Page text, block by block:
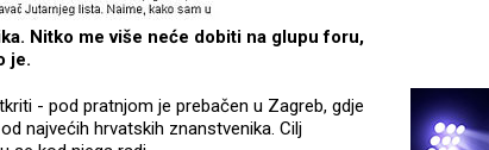
Nitko me više neće dobiti na glupu foru,
je.
- pod pratnjom je prebačen u Zagreb, gdje
najvećih hrvatskih znanstvenika. Cilj